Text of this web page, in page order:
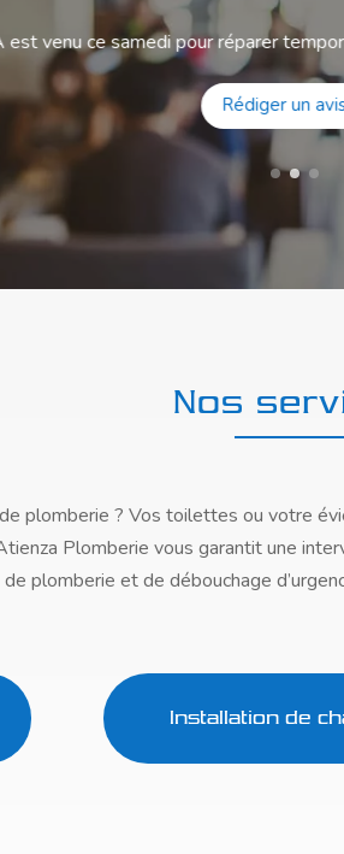
«
Rédiger un
Nos
plomberie ? Vos toilettes ou votre
Plomberie vous garantit une
plomberie et de débouchage
Installation de